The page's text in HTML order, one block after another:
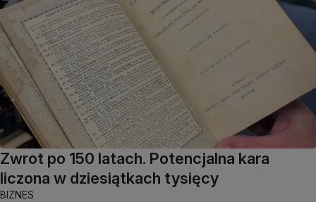
Zwrot po 150 latach. Potencjalna kara
liczona w dziesiątkach tysięcy
BIZNES